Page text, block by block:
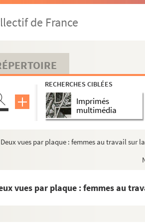
de France
RECHERCHES CIBLÉES
Imprimés
multimédia
Deux vues par plaque : femmes au travail sur
vues par plaque : femmes au
adossé à une barque.
de Boulogne
cabanes de plage, mention manuscrite sur
puits , poulies et plaques)
des filets sur la plage
vues différentes sur une plaque : Femmes